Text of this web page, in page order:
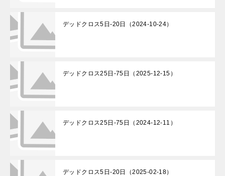
デッドクロス5日-20日（2024-10-24）
デッドクロス25日-75日（2025-12-15）
デッドクロス25日-75日（2024-12-11）
デッドクロス5日-20日（2025-02-18）